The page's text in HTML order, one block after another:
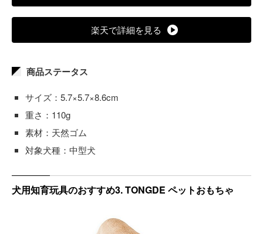
楽天で詳細を見る
商品ステータス
サイズ：5.7×5.7×8.6cm
重さ：110g
素材：天然ゴム
対象犬種：中型犬
犬用知育玩具のおすすめ3. TONGDE ペットおもちゃ